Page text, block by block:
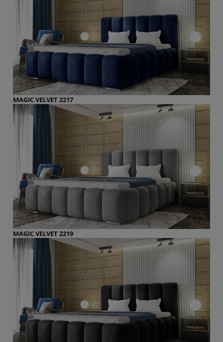
MAGIC VELVET 2217
MAGIC VELVET 2219